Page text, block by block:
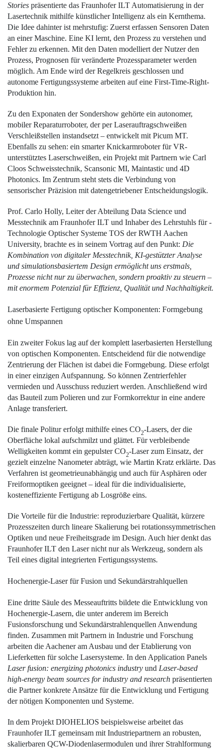
Stories präsentierte das Fraunhofer ILT Automatisierung in der
Lasertechnik mithilfe künstlicher Intelligenz als ein Kernthema.
Die Idee dahinter ist mehrstufig: Zuerst erfassen Sensoren Daten
an einer Maschine. Eine KI lernt, den Prozess zu verstehen und
Fehler zu erkennen. Mit den Daten modelliert der Nutzer den
Prozess, Prognosen für veränderte Prozessparameter werden
möglich. Am Ende wird der Regelkreis geschlossen und
autonome Fertigungssysteme arbeiten auf eine First-Time-Right-
Produktion hin.
Zu den Exponaten der Sondershow gehörte ein autonomer,
mobiler Reparaturroboter, der per Laserauftragschweißen
Verschleißstellen instandsetzt – entwickelt mit Picum MT.
Ebenfalls zu sehen: ein smarter Knickarmroboter für VR-
unterstütztes Laserschweißen, ein Projekt mit Partnern wie Carl
Cloos Schweisstechnik, Scansonic MI, Maintastic und 4D
Photonics. Im Zentrum steht stets die Verbindung von
sensorischer Präzision mit datengetriebener Entscheidungslogik.
Prof. Carlo Holly, Leiter der Abteilung Data Science und
Messtechnik am Fraunhofer ILT und Inhaber des Lehrstuhls für ­
Technologie Optischer Systeme TOS der RWTH Aachen
University, brachte es in seinem Vortrag auf den Punkt: Die
Kombination von digitaler Messtechnik, KI-gestützter Analyse
und simulationsbasiertem Design ermöglicht uns erstmals,
Prozesse nicht nur zu überwachen, sondern proaktiv zu steuern –
mit enormem Potenzial für Effizienz, Qualität und Nach­haltigkeit.
Laserbasierte Fertigung ­optischer Komponenten: ­Formgebung
ohne Umspannen
Ein zweiter Fokus lag auf der komplett laserbasierten Herstellung
von optischen Komponenten. Entscheidend für die notwendige
Zentrierung der Flächen ist dabei die Formgebung. Diese erfolgt
in einer einzigen Aufspannung. So können Zentrierfehler
vermieden und Ausschuss reduziert werden. Anschließend wird
das Bauteil zum Polieren und zur Formkorrektur in eine andere
Anlage transferiert.
Die finale Politur erfolgt mithilfe eines CO2-Lasers, der die
Oberfläche lokal aufschmilzt und glättet. Für verbleibende
Welligkeiten kommt ein gepulster CO2-Laser zum Einsatz, der
gezielt einzelne Nanometer abträgt, wie Martin Kratz erklärte. Das
Verfahren ist geometrieunabhängig und auch für Asphären oder
Freiformoptiken geeignet – ideal für die individualisierte,
kosteneffiziente Fertigung ab Losgröße eins.
Die Vorteile für die Industrie: reproduzierbare Qualität, kürzere
Prozesszeiten durch lineare Skalierung bei rotationssymmetrischen
Optiken und neue Freiheitsgrade im Design. Auch hier denkt das
Fraunhofer ILT den Laser nicht nur als Werkzeug, sondern als
Teil eines digital integrierten Fertigungssystems.
Hochenergie-Laser für ­Fusion und Sekundärstrahlquellen
Eine dritte Säule des Messeauftritts bildete die Entwicklung von
Hochenergie-Lasern, die unter anderem im Bereich
Fusionsforschung und Sekundärstrahlenquellen Anwendung
finden. Zusammen mit Partnern in ­Industrie und Forschung
arbeiten die Aachener am Ausbau und der Etablierung von
Lieferketten für solche Lasersysteme. In den Application Panels
Laser fusion: energizing photonics industry und Laser-based
high-energy beam sources for industry and research präsentierten
die Partner konkrete Ansätze für die Entwicklung und Fertigung
der nötigen Komponenten und Systeme.
In dem Projekt DIOHELIOS ­beispielsweise arbeitet das
Fraunhofer ILT gemeinsam mit Industriepartnern an robusten,
skalierbaren QCW-Diodenlasermodulen und ihrer Strahlformung